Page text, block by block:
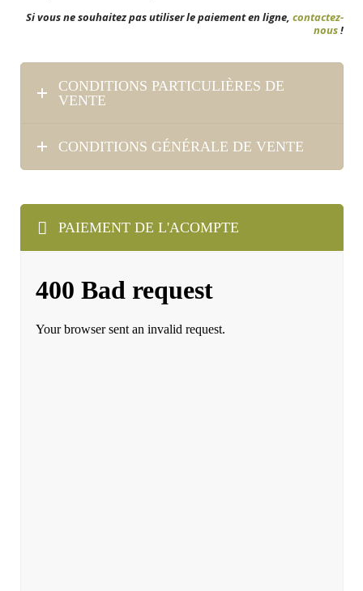
Si vous ne souhaitez pas utiliser le paiement en ligne, contactez-
nous!
CONDITIONS PARTICULIÈRES DE
VENTE
CONDITIONS GÉNÉRALE DE VENTE
PAIEMENT DE L'ACOMPTE